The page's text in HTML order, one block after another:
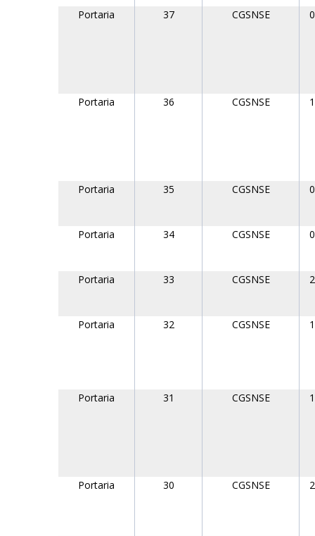
Portaria 37 CGSNSE
Portaria 36 CGSNSE
Portaria 35 CGSNSE
Portaria 34 CGSNSE
Portaria 33 CGSNSE
Portaria 32 CGSNSE
Portaria 31 CGSNSE
Portaria 30 CGSNSE